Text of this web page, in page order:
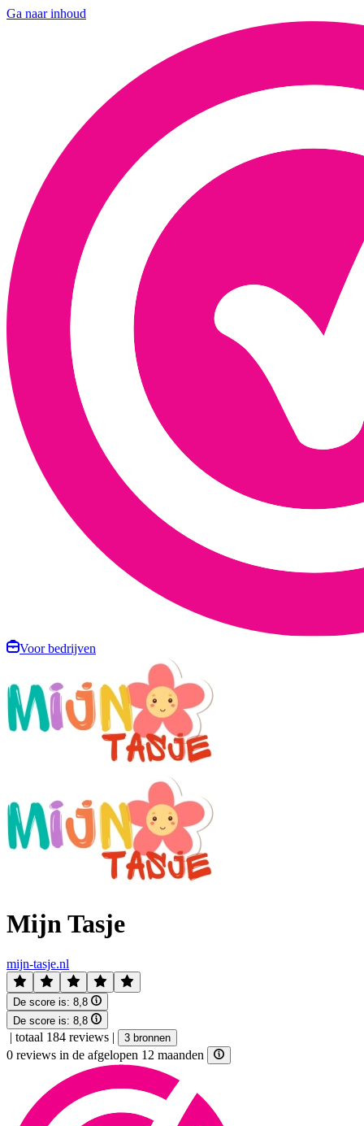
Ga naar inhoud
Voor bedrijven
Mijn Tasje
mijn-tasje.nl
De score is: 8,8
De score is: 8,8
| totaal 184 reviews | 3 bronnen
0 reviews in de afgelopen 12 maanden